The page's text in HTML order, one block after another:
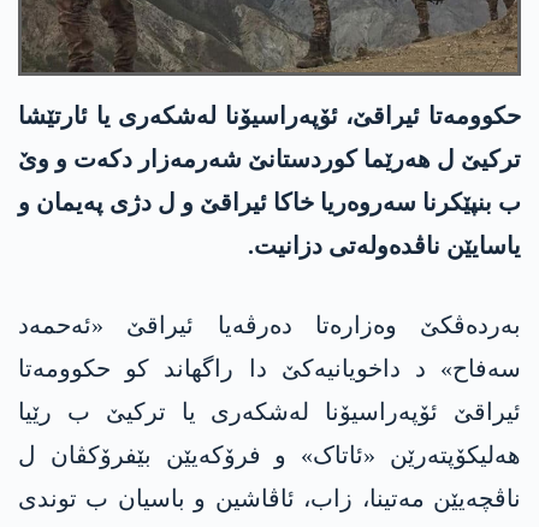
حکوومەتا ئیراقێ، ئۆپەراسیۆنا لەشکەری یا ئارتێشا
ترکیێ ل ھەرێما کوردستانێ شەرمەزار دکەت و وێ
ب بنپێکرنا سەروەریا خاکا ئیراقێ و ل دژی پەیمان و
یاسایێن ناڤدەولەتی دزانیت.
بەردەڤکێ وەزارەتا دەرڤەیا ئیراقێ «ئەحمەد
سەفاح» د داخویانیەکێ دا راگھاند کو حکوومەتا
ئیراقێ ئۆپەراسیۆنا لەشکەری یا ترکیێ ب رێیا
ھەلیکۆپتەرێن «ئاتاک» و فرۆکەیێن بێفرۆکڤان ل
ناڤچەیێن مەتینا، زاب، ئاڤاشین و باسیان ب توندی